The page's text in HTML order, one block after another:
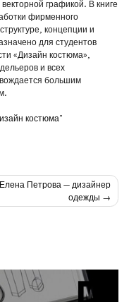
графикой. В книге
фирменного
концепции и
для студентов
«Дизайн костюма»,
и всех
большим
костюма"
Елена Петрова — дизайнер
одежды